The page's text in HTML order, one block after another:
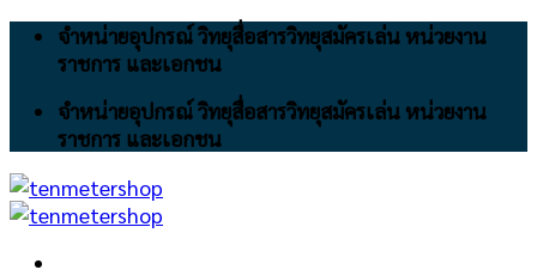
Skip
จำหน่ายอุปกรณ์ วิทยุสื่อสารวิทยุสมัครเล่น หน่วยงาน
ราชการ และเอกชน
จำหน่ายอุปกรณ์ วิทยุสื่อสารวิทยุสมัครเล่น หน่วยงาน
ราชการ และเอกชน